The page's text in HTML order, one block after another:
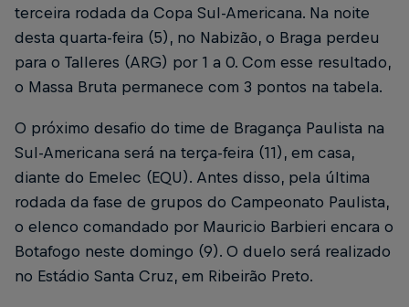
terceira rodada da Copa Sul-Americana. Na noite
desta quarta-feira (5), no Nabizão, o Braga perdeu
para o Talleres (ARG) por 1 a 0. Com esse resultado,
o Massa Bruta permanece com 3 pontos na tabela.
O próximo desafio do time de Bragança Paulista na
Sul-Americana será na terça-feira (11), em casa,
diante do Emelec (EQU). Antes disso, pela última
rodada da fase de grupos do Campeonato Paulista,
o elenco comandado por Mauricio Barbieri encara o
Botafogo neste domingo (9). O duelo será realizado
no Estádio Santa Cruz, em Ribeirão Preto.